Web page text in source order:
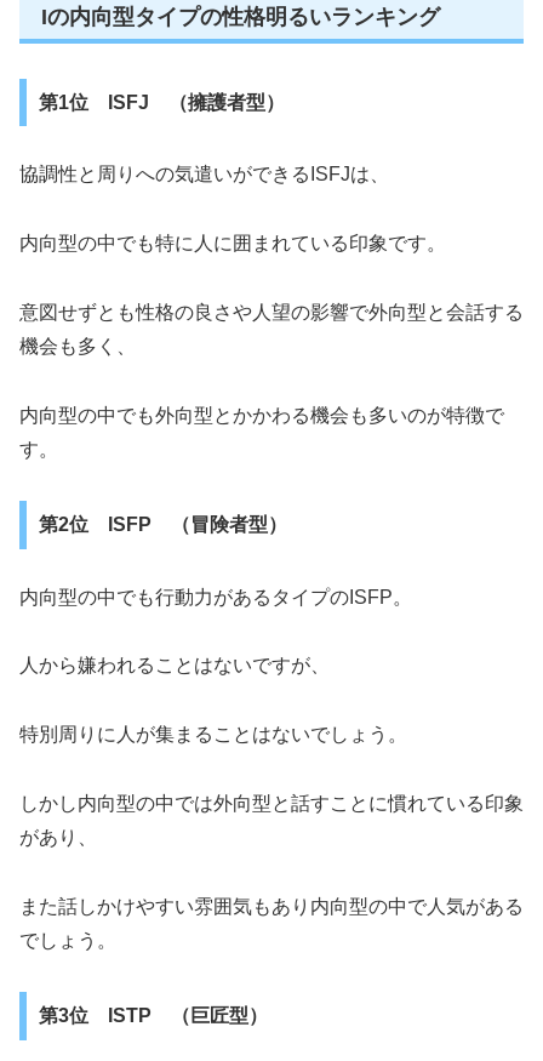
Iの内向型タイプの性格明るいランキング
第1位 ISFJ （擁護者型）
協調性と周りへの気遣いができるISFJは、
内向型の中でも特に人に囲まれている印象です。
意図せずとも性格の良さや人望の影響で外向型と会話する
機会も多く、
内向型の中でも外向型とかかわる機会も多いのが特徴で
す。
第2位 ISFP （冒険者型）
内向型の中でも行動力があるタイプのISFP。
人から嫌われることはないですが、
特別周りに人が集まることはないでしょう。
しかし内向型の中では外向型と話すことに慣れている印象
があり、
また話しかけやすい雰囲気もあり内向型の中で人気がある
でしょう。
第3位 ISTP （巨匠型）